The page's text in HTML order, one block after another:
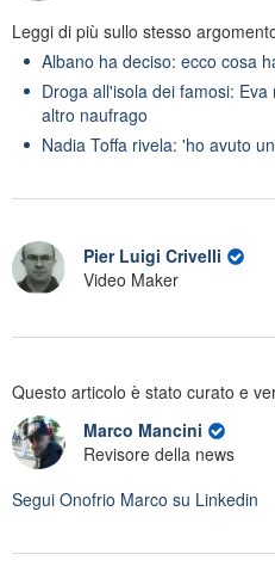
Leggi di più sullo stesso
Albano ha deciso: ecco cosa
Droga all'isola dei famosi:
altro naufrago
Nadia Toffa rivela: 'ho avuto
Pier Luigi Crivelli
Video Maker
Questo articolo è stato curato e
Marco Mancini
Revisore della news
Segui Onofrio Marco su Linkedin